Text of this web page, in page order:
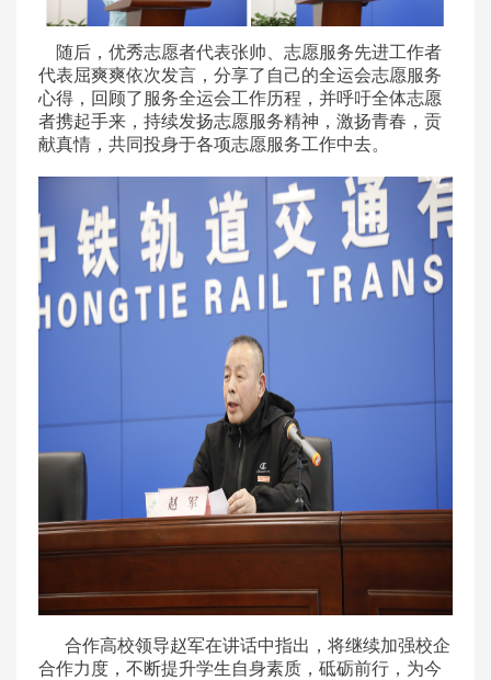
随后，优秀志愿者代表张帅、志愿服务先进工作者
代表屈爽爽依次发言，分享了自己的全运会志愿服务
心得，回顾了服务全运会工作历程，并呼吁全体志愿
者携起手来，持续发扬志愿服务精神，激扬青春，贡
献真情，共同投身于各项志愿服务工作中去。
合作高校领导赵军在讲话中指出，将继续加强校企
合作力度，不断提升学生自身素质，砥砺前行，为今